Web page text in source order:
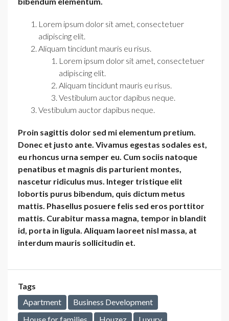
Lorem ipsum dolor sit amet, consectetuer
adipiscing elit.
Aliquam tincidunt mauris eu risus.
Lorem ipsum dolor sit amet, consectetuer
adipiscing elit.
Aliquam tincidunt mauris eu risus.
Vestibulum auctor dapibus neque.
Vestibulum auctor dapibus neque.
Proin sagittis dolor sed mi elementum pretium.
Donec et justo ante. Vivamus egestas sodales est,
eu rhoncus urna semper eu. Cum sociis natoque
penatibus et magnis dis parturient montes,
nascetur ridiculus mus. Integer tristique elit
lobortis purus bibendum, quis dictum metus
mattis. Phasellus posuere felis sed eros porttitor
mattis. Curabitur massa magna, tempor in blandit
id, porta in ligula. Aliquam laoreet nisl massa, at
interdum mauris sollicitudin et.
Tags
Apartment
Business Development